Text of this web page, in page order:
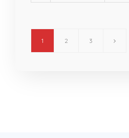
1 2 3